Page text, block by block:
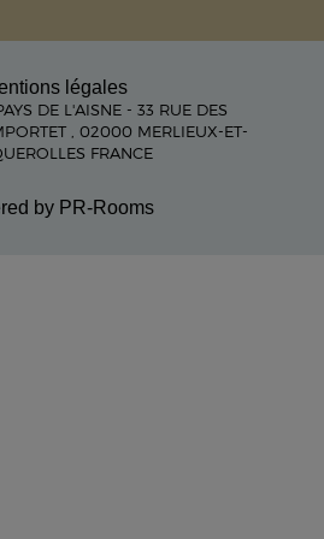
légales
DE L'AISNE - 33 RUE DES
, 02000 MERLIEUX-ET-
FRANCE
by PR-Rooms